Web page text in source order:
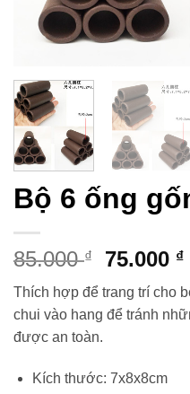
Bộ 6 ống
85.000₫
Giá
là:
85.000 ₫.
75.000 ₫
Thích hợp để trang trí cho
chui vào hang để tránh
được an toàn.
Kích thước: 7x8x8cm